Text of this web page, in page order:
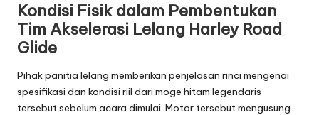
Kondisi Fisik dalam Pembentukan
Tim Akselerasi Lelang Harley Road
Glide
Pihak panitia lelang memberikan penjelasan rinci mengenai
spesifikasi dan kondisi riil dari moge hitam legendaris
tersebut sebelum acara dimulai. Motor tersebut mengusung